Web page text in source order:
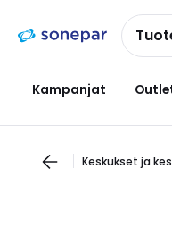
navigointiinsisältöön
Kampanjat
Keskukset ja